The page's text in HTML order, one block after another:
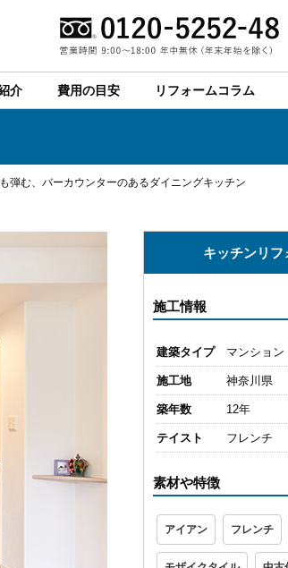
介 費用の目安 リフォームコラム
弾む、バーカウンターのあるダイニングキッチン
キッチンリフ
施工情報
建築タイプ マンション
施工地 神奈川県
築年数 12年
テイスト フレンチ
素材や特徴
アイアン フレンチ